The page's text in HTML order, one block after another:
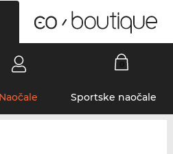
Naočale Sportske naočale